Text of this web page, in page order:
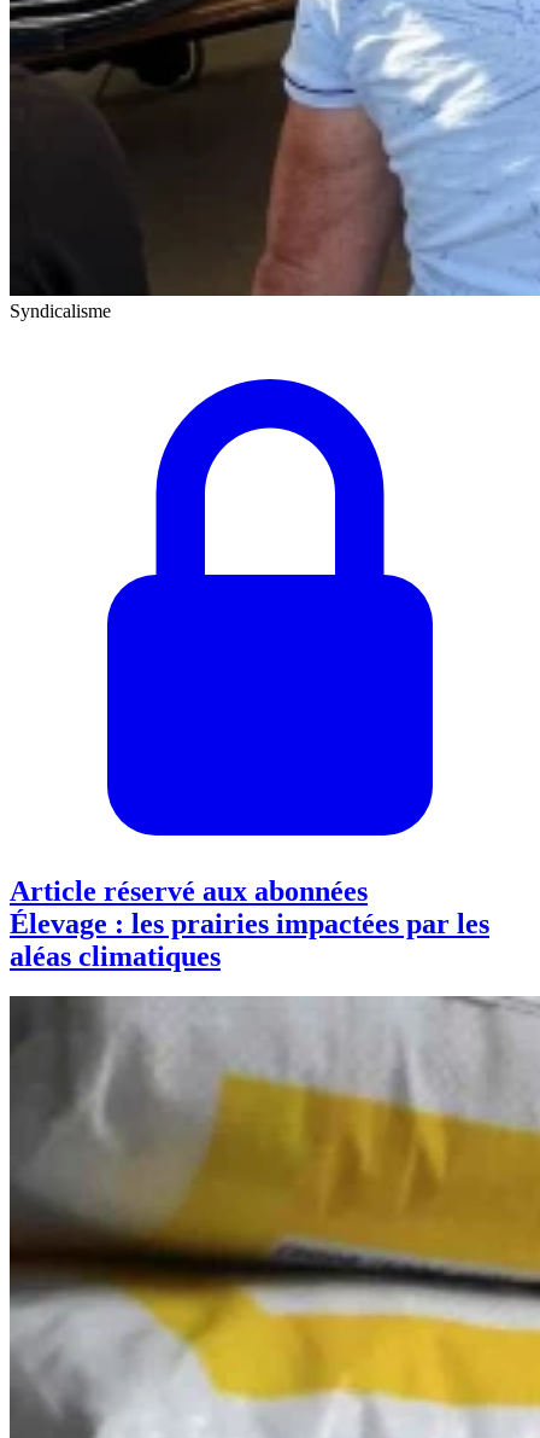
Syndicalisme
Article réservé aux abonnées
Élevage : les prairies impactées par les
aléas climatiques